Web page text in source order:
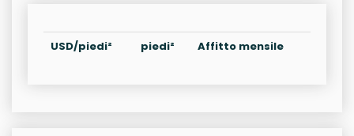
USD/piedi² piedi² Affitto mensile